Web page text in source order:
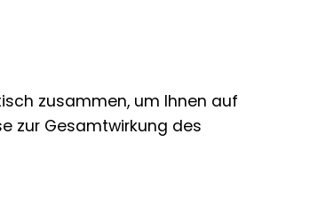
zusammen, um Ihnen auf
zur Gesamtwirkung des